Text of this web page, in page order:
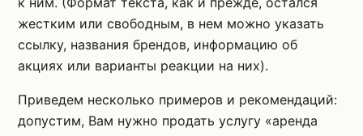
жестким или свободным, в нем можно указать
ссылку, названия брендов, информацию об
акциях или варианты реакции на них).
Приведем несколько примеров и рекомендаций:
допустим, Вам нужно продать услугу «аренда